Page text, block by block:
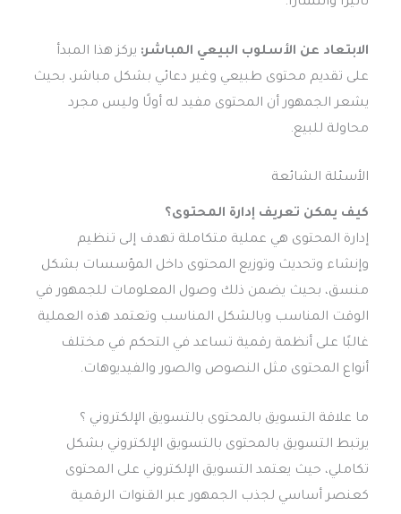
الابتعاد عن الأسلوب البيعي المباشر: يركز هذا المبدأ
على تقديم محتوى طبيعي وغير دعائي بشكل مباشر، بحيث
يشعر الجمهور أن المحتوى مفيد له أولًا وليس مجرد
محاولة للبيع.
الأسئلة الشائعة
كيف يمكن تعريف إدارة المحتوى؟
إدارة المحتوى هي عملية متكاملة تهدف إلى تنظيم
وإنشاء وتحديث وتوزيع المحتوى داخل المؤسسات بشكل
منسق، بحيث يضمن ذلك وصول المعلومات للجمهور في
الوقت المناسب وبالشكل المناسب وتعتمد هذه العملية
غالبًا على أنظمة رقمية تساعد في التحكم في مختلف
أنواع المحتوى مثل النصوص والصور والفيديوهات.
ما علاقة التسويق بالمحتوى بالتسويق الإلكتروني ؟
يرتبط التسويق بالمحتوى بالتسويق الإلكتروني بشكل
تكاملي، حيث يعتمد التسويق الإلكتروني على المحتوى
كعنصر أساسي لجذب الجمهور عبر القنوات الرقمية